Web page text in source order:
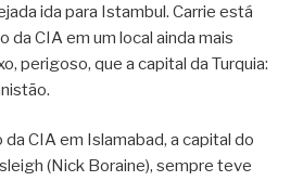
ida para Istambul. Carrie está
da CIA em um local ainda mais
perigoso, que a capital da Turquia:
CIA em Islamabad, a capital do
(Nick Boraine), sempre teve